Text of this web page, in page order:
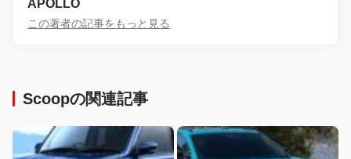
APOLLO
この著者の記事をもっと見る
Scoopの関連記事